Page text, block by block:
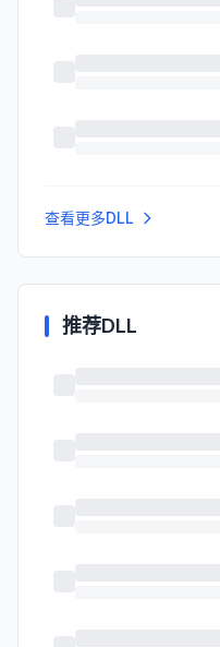
查看更多DLL
推荐DLL